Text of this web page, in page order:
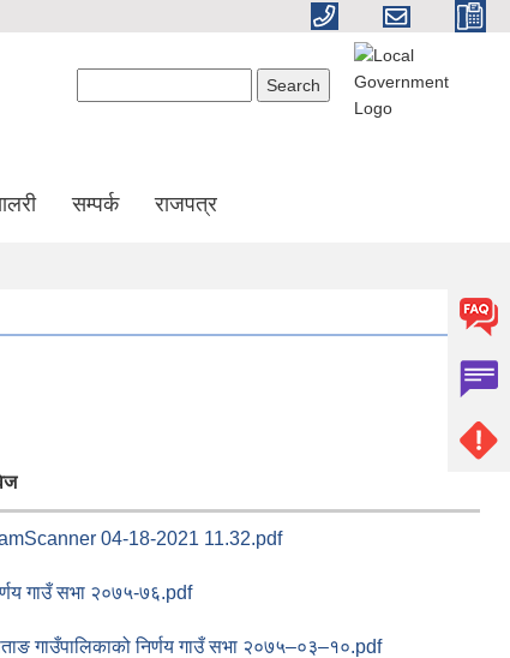
सम्पर्क राजपत्र
04-18-2021 11.32.pdf
गाउँ सभा २०७५-७६.pdf
गाउँपालिकाको निर्णय गाउँ सभा २०७५–०३–१०.pdf